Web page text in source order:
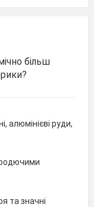
більш
алюмінієві руди,
та значні